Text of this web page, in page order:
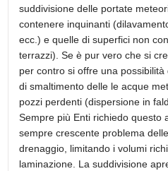
suddivisione delle portate
contenere inquinanti
ecc.) e quelle di superfici non
terrazzi). Se è pur vero che si
per contro si offre una
di smaltimento delle le acque
pozzi perdenti (dispersione in
Sempre più Enti richiedo questo
sempre crescente problema
drenaggio, limitando i volumi
laminazione. La suddivisione